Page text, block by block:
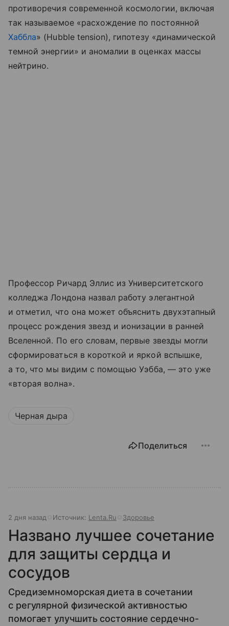
противоречия современной космологии, включая
так называемое «расхождение по постоянной
Хаббла» (Hubble tension), гипотезу «динамической
темной энергии» и аномалии в оценках массы
нейтрино.
Профессор Ричард Эллис из Университетского
колледжа Лондона назвал работу элегантной
и отметил, что она может объяснить двухэтапный
процесс рождения звезд и ионизации в ранней
Вселенной. По его словам, первые звезды могли
сформироваться в короткой и яркой вспышке,
а то, что мы видим с помощью Уэбба, — это уже
«вторая волна».
Черная дыра
Поделиться
2 дня назад Источник: Lenta.Ru Здоровье
Названо лучшее сочетание
для защиты сердца и
сосудов
Средиземноморская диета в сочетании
с регулярной физической активностью
помогает улучшить состояние сердечно-